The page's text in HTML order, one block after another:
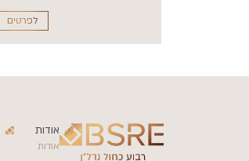
לפרטים
אודות
אודות